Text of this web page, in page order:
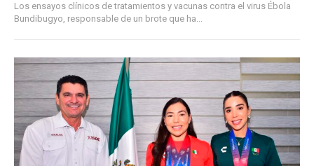
Los ensayos clínicos de tratamientos y vacunas contra el virus Ébola
Bundibugyo, responsable de un brote que ha...